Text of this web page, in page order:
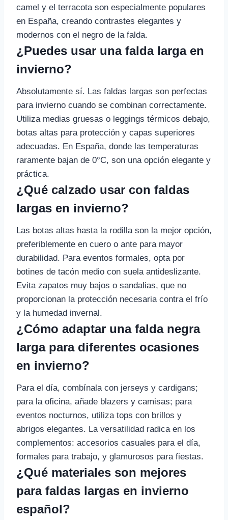
camel y el terracota son especialmente populares
en España, creando contrastes elegantes y
modernos con el negro de la falda.
¿Puedes usar una falda larga en
invierno?
Absolutamente sí. Las faldas largas son perfectas
para invierno cuando se combinan correctamente.
Utiliza medias gruesas o leggings térmicos debajo,
botas altas para protección y capas superiores
adecuadas. En España, donde las temperaturas
raramente bajan de 0°C, son una opción elegante y
práctica.
¿Qué calzado usar con faldas
largas en invierno?
Las botas altas hasta la rodilla son la mejor opción,
preferiblemente en cuero o ante para mayor
durabilidad. Para eventos formales, opta por
botines de tacón medio con suela antideslizante.
Evita zapatos muy bajos o sandalias, que no
proporcionan la protección necesaria contra el frío
y la humedad invernal.
¿Cómo adaptar una falda negra
larga para diferentes ocasiones
en invierno?
Para el día, combínala con jerseys y cardigans;
para la oficina, añade blazers y camisas; para
eventos nocturnos, utiliza tops con brillos y
abrigos elegantes. La versatilidad radica en los
complementos: accesorios casuales para el día,
formales para trabajo, y glamurosos para fiestas.
¿Qué materiales son mejores
para faldas largas en invierno
español?